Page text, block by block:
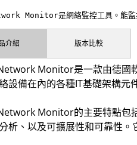
Monitor是網絡監控工具。能監
介紹 版本比較
Monitor是一款由德國
設備在內的各種IT基礎架構
Monitor的主要特點包
析、以及可擴展性和可靠性